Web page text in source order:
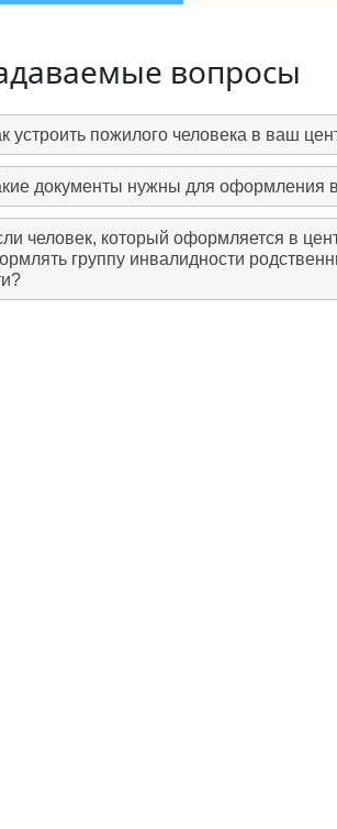
вопросы
устроить пожилого человека в ваш
документы нужны для оформления
человек, который оформляется в
группу инвалидности